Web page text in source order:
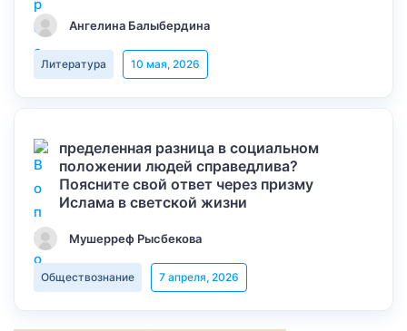
Ангелина Балыбердина
Литература 10 мая, 2026
пределенная разница в социальном
положении людей справедлива?
Поясните свой ответ через призму
Ислама в светской жизни
Мушерреф Рысбекова
Обществознание 7 апреля, 2026